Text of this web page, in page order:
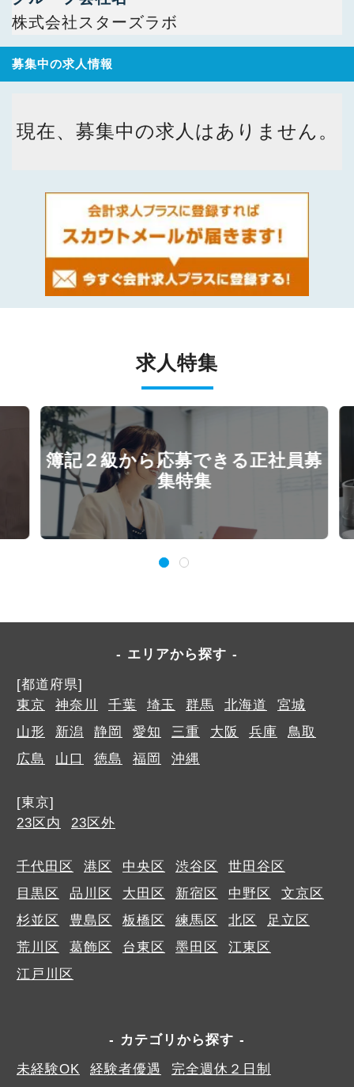
株式会社スターズラボ
募集中の求人情報
現在、募集中の求人はありません。
求人特集
簿記２級から応募できる正社員募
集特集
エリアから探す
[都道府県]
東京
神奈川 千葉 埼玉 群馬 北海道
宮城
山形
新潟 静岡 愛知 三重 大阪 兵庫
鳥取
広島
山口 徳島 福岡 沖縄
[東京]
23区内
23区外
千代田区 港区 中央区 渋谷区
世田谷区
目黒区
品川区 大田区 新宿区 中野区
文京区
杉並区
豊島区 板橋区 練馬区 北区
足立区
荒川区
葛飾区 台東区 墨田区
江東区
江戸川区
カテゴリから探す
未経験OK
経験者優遇
完全週休２日制